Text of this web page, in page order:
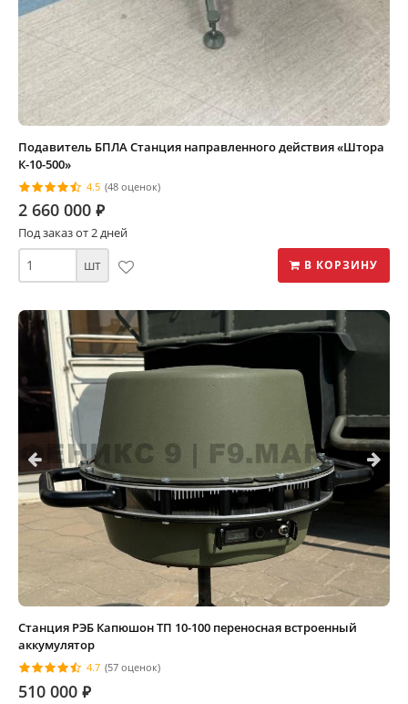
Подавитель БПЛА Станция направленного действия «Штора
К-10-500»
4.5 (48 оценок)
2 660 000 ⃏
Под заказ от 2 дней
шт В КОРЗИНУ
Станция РЭБ Капюшон ТП 10-100 переносная встроенный
аккумулятор
4.7 (57 оценок)
510 000 ⃏